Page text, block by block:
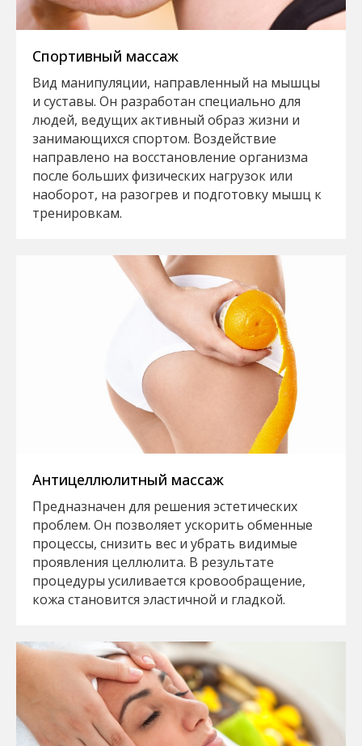
Спортивный массаж
Вид манипуляции, направленный на мышцы
и суставы. Он разработан специально для
людей, ведущих активный образ жизни и
занимающихся спортом. Воздействие
направлено на восстановление организма
после больших физических нагрузок или
наоборот, на разогрев и подготовку мышц к
тренировкам.
Антицеллюлитный массаж
Предназначен для решения эстетических
проблем. Он позволяет ускорить обменные
процессы, снизить вес и убрать видимые
проявления целлюлита. В результате
процедуры усиливается кровообращение,
кожа становится эластичной и гладкой.